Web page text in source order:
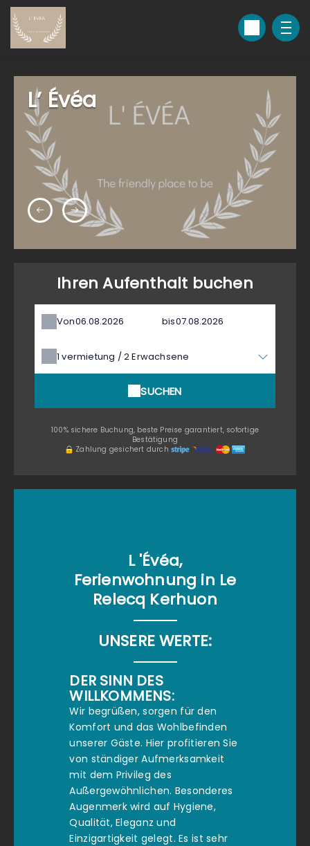
L’ Évéa
Ihren Aufenthalt buchen
Von bis
1vermietung /2Erwachsene
SUCHEN
100% sichere Buchung, beste Preise garantiert, sofortige
Bestätigung
Zahlung gesichert durch
L 'Évéa,
Ferienwohnung in Le
Relecq Kerhuon
UNSERE WERTE:
DER SINN DES
WILLKOMMENS:
Wir begrüßen, sorgen für den
Komfort und das Wohlbefinden
unserer Gäste. Hier profitieren Sie
von ständiger Aufmerksamkeit
mit dem Privileg des
Außergewöhnlichen. Besonderes
Augenmerk wird auf Hygiene,
Qualität, Eleganz und
Einzigartigkeit gelegt. Es ist sehr